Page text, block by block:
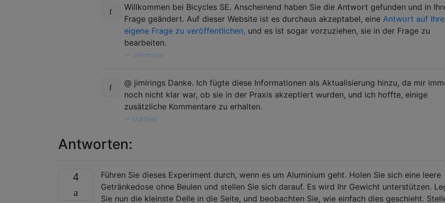
Willkommen bei Bicycles SE. Anscheinend haben Sie die Antwort gefunden und in
Frage geändert. Auf dieser Website ist es durchaus akzeptabel, eine Antwort auf Ihre
eigene Frage zu veröffentlichen, und es ist sogar vorzuziehen, sie in der Frage zu
bearbeiten.
Jimchristie
@ jimirings Danke. Ich fügte diese Informationen als Aktualisierung hinzu, da mir
noch nicht klar war, ob sie in der Praxis akzeptiert wurden, und ich hoffte, einige
zusätzliche Kommentare zu erhalten.
Matthew
Antworten:
4
Führen Sie dieses Experiment durch, wenn es um Aluminium geht. Holen Sie sich eine leere
Getränkedose ohne Beulen und stellen Sie sich darauf. Es wird Ihr Gewicht unterstützen.
Sie nun die kleinste Delle in die Seite, und beobachten Sie, wie einfach dies geschieht.